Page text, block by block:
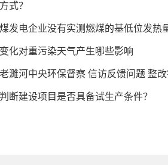
式？
发电企业没有实测燃煤的基低位发热
化对重污染天气产生哪些影响
濉河中央环保督察 信访反馈问题 整
断建设项目是否具备试生产条件？